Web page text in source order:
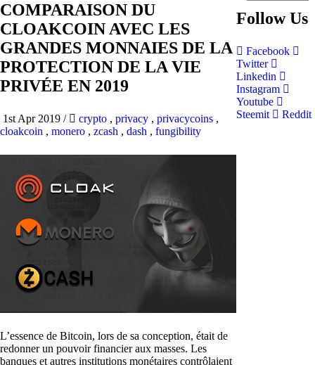
COMPARAISON DU
CLOAKCOIN AVEC LES
GRANDES MONNAIES DE LA
PROTECTION DE LA VIE
PRIVÉE EN 2019
1st Apr 2019 / crypto , privacy , privacycoins ,
cloakcoin , monero , zcash , dash , fungibility
L’essence de Bitcoin, lors de sa conception, était de
redonner un pouvoir financier aux masses. Les
banques et autres institutions monétaires contrôlaient
Follow Us
Facebook
Twitter
Linkedin
Instagram
Youtube
Steemit
Reddit